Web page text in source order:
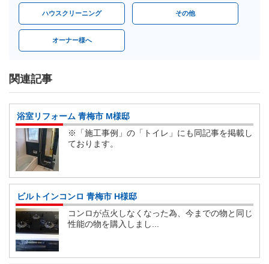
ハウスクリーニング その他
オーナー様へ
関連記事
浴室リフォーム 青梅市 M様邸
※「施工事例」の「トイレ」にも同記事を掲載し
ております。
ビルトインコンロ 青梅市 H様邸
コンロが点火しなくなった為、今までの物と同じ
性能の物を購入しまし...